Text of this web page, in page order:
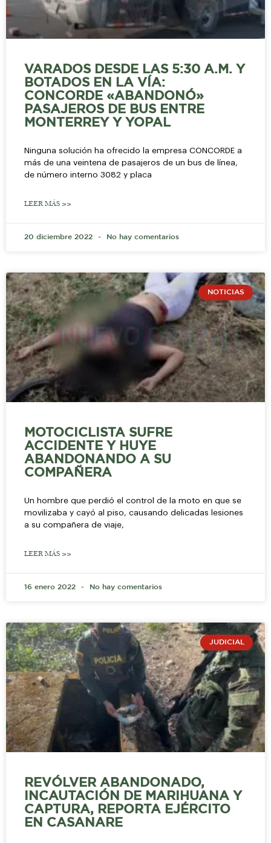
VARADOS DESDE LAS 5:30 A.M. Y
BOTADOS EN LA VÍA:
CONCORDE «ABANDONÓ»
PASAJEROS DE BUS ENTRE
MONTERREY Y YOPAL
Ninguna solución ha ofrecido la empresa CONCORDE a
más de una veintena de pasajeros de un bus de línea,
de número interno 3082 y placa
LEER MÁS >>
20 diciembre 2022 No hay comentarios
NOTICIAS
MOTOCICLISTA SUFRE
ACCIDENTE Y HUYE
ABANDONANDO A SU
COMPAÑERA
Un hombre que perdió el control de la moto en que se
movilizaba y cayó al piso, causando delicadas lesiones
a su compañera de viaje,
LEER MÁS >>
16 enero 2022 No hay comentarios
JUDICIAL
REVÓLVER ABANDONADO,
INCAUTACIÓN DE MARIHUANA Y
CAPTURA, REPORTA EJÉRCITO
EN CASANARE